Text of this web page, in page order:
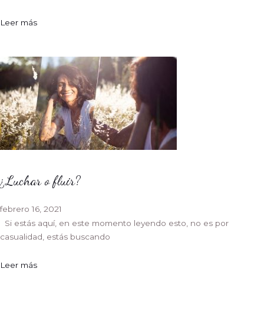
Leer más
¿Luchar o fluir?
febrero 16, 2021
Si estás aquí, en este momento leyendo esto, no es por
casualidad, estás buscando
Leer más